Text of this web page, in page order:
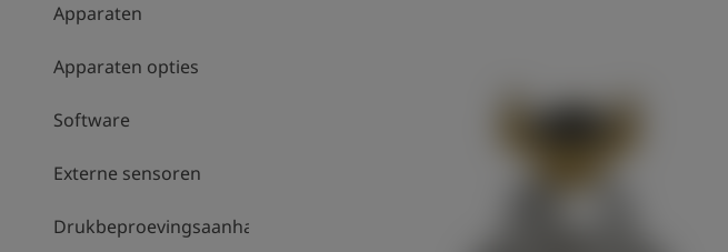
Apparaten
Apparaten opties
Software
Externe sensoren
Drukbeproevingsaanhanger